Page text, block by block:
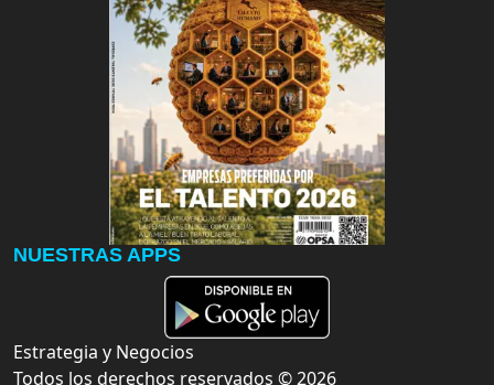
NUESTRAS APPS
Estrategia y Negocios
Todos los derechos reservados ©2026